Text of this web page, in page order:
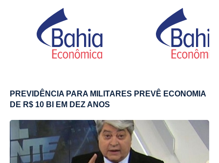
PREVIDÊNCIA PARA MILITARES PREVÊ ECONOMIA
DE R$ 10 BI EM DEZ ANOS